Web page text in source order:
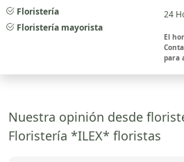
Floristería
Floristería mayorista
24
El
para
Nuestra opinión desde
Floristería *ILEX* floristas